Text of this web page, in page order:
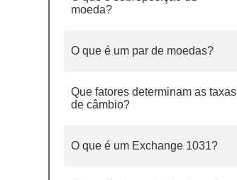
moeda?
O que é um par de moedas?
Que fatores determinam as taxas
de câmbio?
O que é um Exchange 1031?